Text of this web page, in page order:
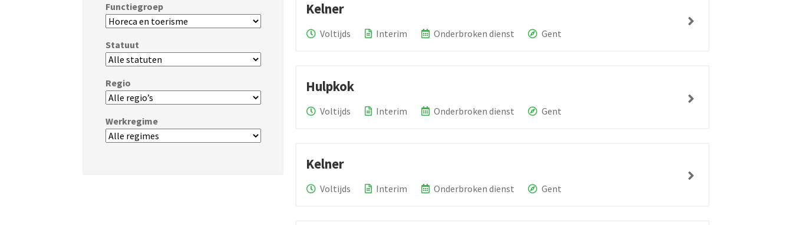
Functiegroep
Statuut
Regio
Werkregime
Kelner
Voltijds Interim Onderbroken dienst Gent
Hulpkok
Voltijds Interim Onderbroken dienst Gent
Kelner
Voltijds Interim Onderbroken dienst Gent